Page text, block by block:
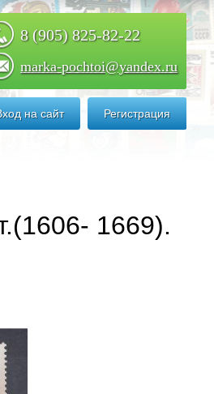
8 (905) 825-82-22
marka-pochtoi@yandex.ru
на сайт Регистрация
1669).